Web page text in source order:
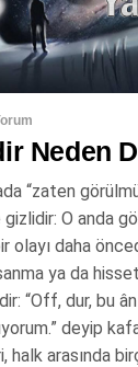
Neden
“zaten
O anda
olayı daha
ya da
“Off, dur, bu
deyip
halk arasında